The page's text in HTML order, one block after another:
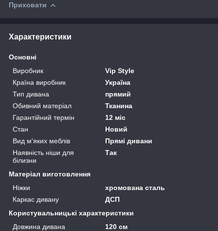
Приховати
Характеристики
Основні
Виробник
Vip Style
Країна виробник
Україна
Тип дивана
прямий
Обивний матеріал
Тканина
Гарантійний термін
12 міс
Стан
Новий
Вид м'яких меблів
Прямі дивани
Наявність ніши для
білизни
Так
Матеріал виготовлення
Ніжки
хромована сталь
Каркас дивану
ДСП
Користувальницькі характеристики
Довжина дивана
120 см